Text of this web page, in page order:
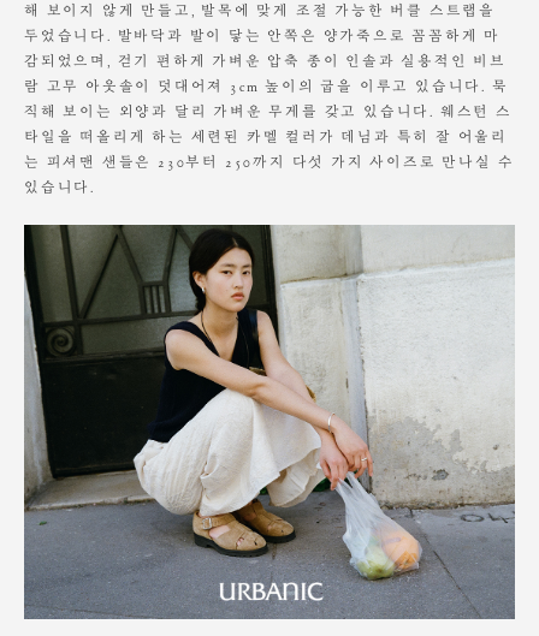
물에 노출되었을 경우 충분히 말려주신 후 착화를 하셔야 합니다.
마른 헝겁으로 닦아주시고, 바람이 잘 통하는 곳에 완전히 말려주셔야 합
니다.
솔을 이용하여 자주 닦아주시고, 더스트 백에 관리하시기를 권해드립니다.
해 보이지 않게 만들고, 발목에 맞게 조절 가능한 버클 스트랩을
두었습니다. 발바닥과 발이 닿는 안쪽은 양가죽으로 꼼꼼하게 마
감되었으며, 걷기 편하게 가벼운 압축 종이 인솔과 실용적인 비브
람 고무 아웃솔이 덧대어져 3cm 높이의 굽을 이루고 있습니다. 묵
직해 보이는 외양과 달리 가벼운 무게를 갖고 있습니다. 웨스턴 스
타일을 떠올리게 하는 세련된 카멜 컬러가 데님과 특히 잘 어울리
는 피셔맨 샌들은 230부터 250까지 다섯 가지 사이즈로 만나실 수
있습니다.